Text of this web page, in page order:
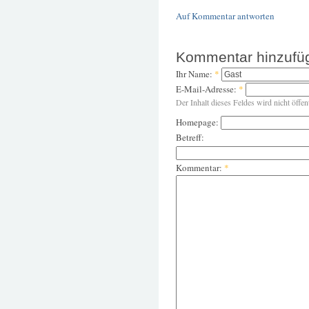
Auf Kommentar antworten
Kommentar
Ihr Name: *
E-Mail-Adresse: *
Der Inhalt dieses Feldes wird nicht
Homepage:
Betreff:
Kommentar: *